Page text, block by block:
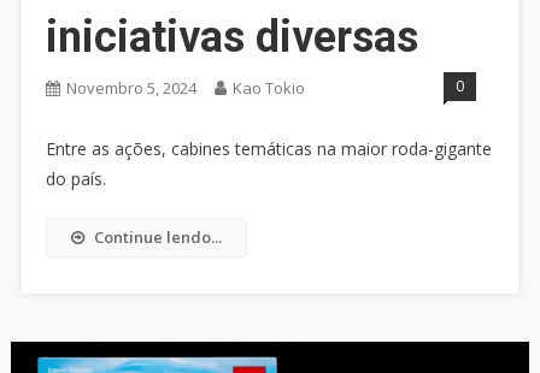
iniciativas diversas
Novembro 5, 2024 Kao Tokio 0
Entre as ações, cabines temáticas na maior roda-gigante
do país.
Continue lendo...